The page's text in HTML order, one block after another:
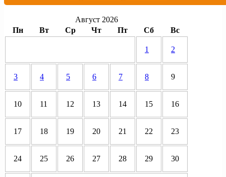
Август 2026
Пн
Вт Ср Чт Пт Сб Вс
1 2
3 4 5 6 7 8 9
10 11 12 13 14 15 16
17 18 19 20 21 22 23
24 25 26 27 28 29 30